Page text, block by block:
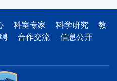
科室专家 科学研究
教
合作交流
信息公开